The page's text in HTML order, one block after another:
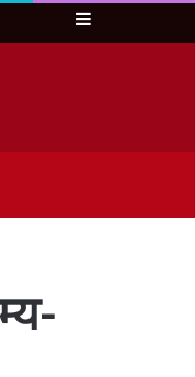
Sidebar